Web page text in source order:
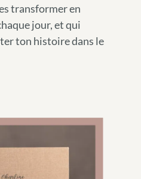
transformer en
jour, et qui
ton histoire dans le